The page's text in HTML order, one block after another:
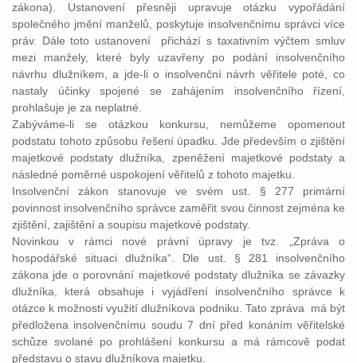
zákona). Ustanovení přesněji upravuje otázku vypořádání
společného jmění manželů, poskytuje insolvenčnímu správci více
práv. Dále toto ustanovení přichází s taxativním výčtem smluv
mezi manžely, které byly uzavřeny po podání insolvenčního
návrhu dlužníkem, a jde-li o insolvenční návrh věřitele poté, co
nastaly účinky spojené se zahájením insolvenčního řízení,
prohlašuje je za neplatné.
Zabýváme-li se otázkou konkursu, nemůžeme opomenout
podstatu tohoto způsobu řešení úpadku. Jde především o zjištění
majetkové podstaty dlužníka, zpeněžení majetkové podstaty a
následné poměrné uspokojení věřitelů z tohoto majetku.
Insolvenční zákon stanovuje ve svém ust. § 277 primární
povinnost insolvenčního správce zaměřit svou činnost zejména ke
zjištění, zajištění a soupisu majetkové podstaty.
Novinkou v rámci nové právní úpravy je tvz. „Zpráva o
hospodářské situaci dlužníka“. Dle ust. § 281 insolvenčního
zákona jde o porovnání majetkové podstaty dlužníka se závazky
dlužníka, která obsahuje i vyjádření insolvenčního správce k
otázce k možnosti využití dlužníkova podniku. Tato zpráva má být
předložena insolvenčnímu soudu 7 dní před konáním věřitelské
schůze svolané po prohlášení konkursu a má rámcově podat
představu o stavu dlužníkova majetku.